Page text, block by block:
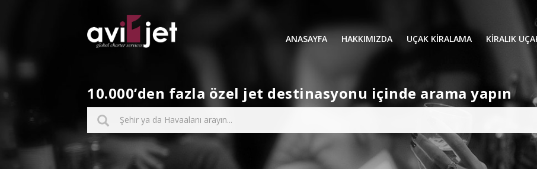
ANASAYFA HAKKIMIZDA UÇAK KİRALAMA
İŞ GEZİLERİ TATİL
AVİONE JET CARD
KIRALIK
VIP YOLCU
KÜÇÜK
10.000’den fazla özel jet destinasyonu içinde arama yapın